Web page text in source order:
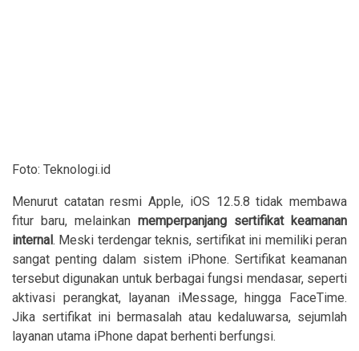
Foto: Teknologi.id
Menurut catatan resmi Apple, iOS 12.5.8 tidak membawa
fitur baru, melainkan memperpanjang sertifikat keamanan
internal. Meski terdengar teknis, sertifikat ini memiliki peran
sangat penting dalam sistem iPhone. Sertifikat keamanan
tersebut digunakan untuk berbagai fungsi mendasar, seperti
aktivasi perangkat, layanan iMessage, hingga FaceTime.
Jika sertifikat ini bermasalah atau kedaluwarsa, sejumlah
layanan utama iPhone dapat berhenti berfungsi.